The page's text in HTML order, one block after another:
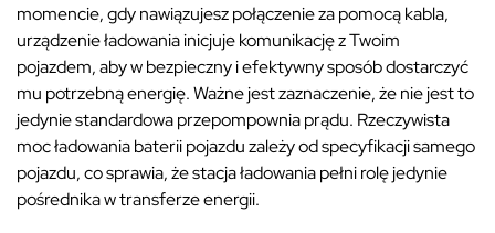
momencie, gdy nawiązujesz połączenie za pomocą kabla,
urządzenie ładowania inicjuje komunikację z Twoim
pojazdem, aby w bezpieczny i efektywny sposób dostarczyć
mu potrzebną energię. Ważne jest zaznaczenie, że nie jest to
jedynie standardowa przepompownia prądu. Rzeczywista
moc ładowania baterii pojazdu zależy od specyfikacji samego
pojazdu, co sprawia, że stacja ładowania pełni rolę jedynie
pośrednika w transferze energii.